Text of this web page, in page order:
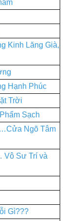
Kinh Lăng Già,
Hạnh Phúc
Trời
Sạch
Ngõ Tâm
Vô Sư Trí và
Gì???